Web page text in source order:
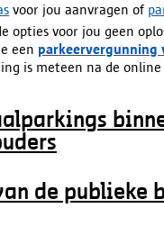
voor jou aanvragen of
opties voor jou geen
een parkeervergunning
is meteen na de
de publieke